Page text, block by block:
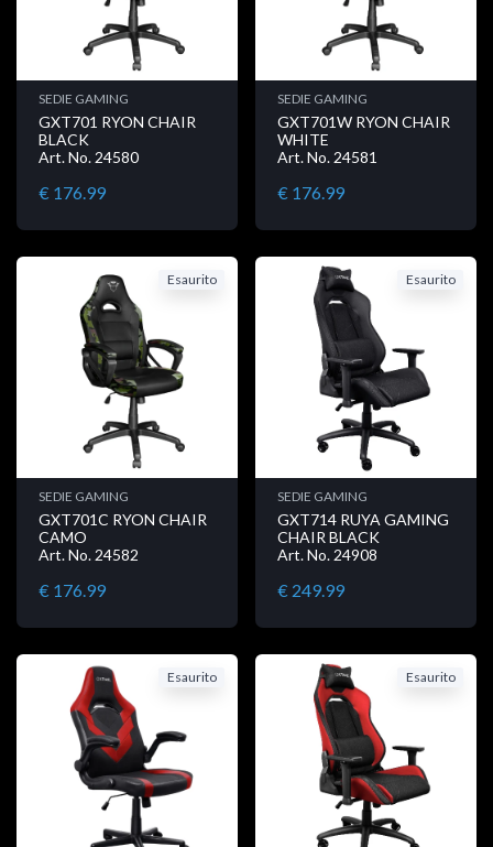
SEDIE GAMING
GXT701 RYON CHAIR
BLACK
Art. No. 24580
€ 176.99
SEDIE GAMING
GXT701W RYON CHAIR
WHITE
Art. No. 24581
€ 176.99
Esaurito
SEDIE GAMING
GXT701C RYON CHAIR
CAMO
Art. No. 24582
€ 176.99
Esaurito
SEDIE GAMING
GXT714 RUYA GAMING
CHAIR BLACK
Art. No. 24908
€ 249.99
Esaurito Esaurito